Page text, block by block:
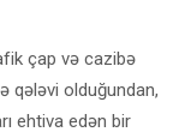
çap və cazibə
qələvi olduğundan,
ehtiva edən bir